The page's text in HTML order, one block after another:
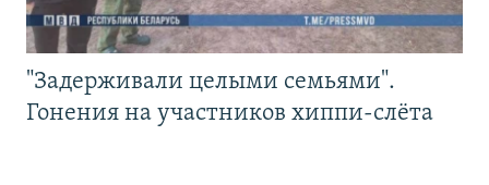
"Задерживали целыми семьями".
Гонения на участников хиппи-слёта